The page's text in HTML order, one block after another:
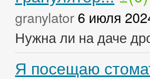
granylator 6 июля
Нужна ли на даче
Я посещаю